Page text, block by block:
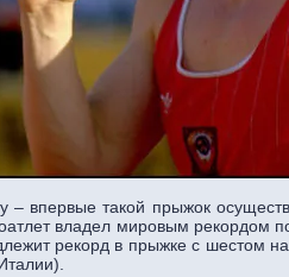
– впервые такой прыжок
владел мировым
рекорд в прыжке с шестом